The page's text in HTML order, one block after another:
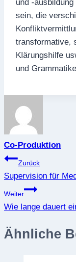
und -
sein, die
transformative,
Klärungshilfe
und
Co-Produktion
Zurück
Supervision für
Weiter
Wie lange dauert
Ähnliche